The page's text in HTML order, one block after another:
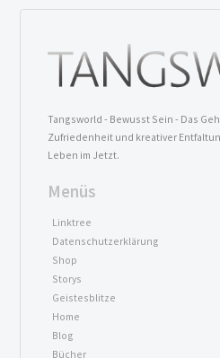
Tangsworld - Bewusst Sein - Das
Zufriedenheit und kreativer
Leben im Jetzt.
Menüs
Linktree
Datenschutzerklärung
Shop
Storys
Geistesblitze
Home
Blog
Bücher